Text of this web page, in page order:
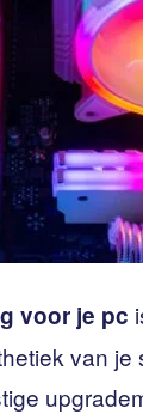
voor je pc
van